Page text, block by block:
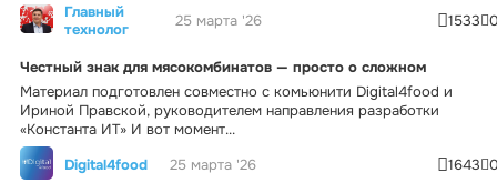
Главный
технолог
25 марта '26 1533
Честный знак для мясокомбинатов — просто о сложном
Материал подготовлен совместно с комьюнити Digital4food и
Ириной Правской, руководителем направления разработки
«Константа ИТ» И вот момент...
Digital4food
25 марта '26 1643